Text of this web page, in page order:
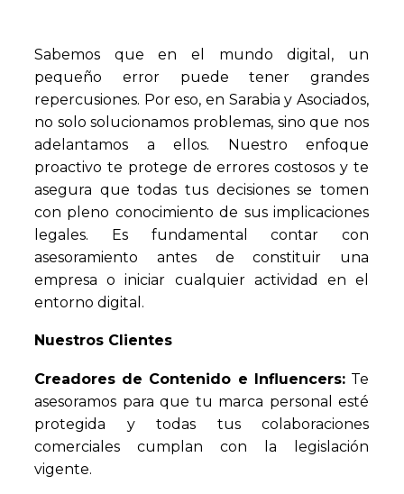
Sabemos que en el mundo digital, un
pequeño error puede tener grandes
repercusiones. Por eso, en Sarabia y Asociados,
no solo solucionamos problemas, sino que nos
adelantamos a ellos. Nuestro enfoque
proactivo te protege de errores costosos y te
asegura que todas tus decisiones se tomen
con pleno conocimiento de sus implicaciones
legales. Es fundamental contar con
asesoramiento antes de constituir una
empresa o iniciar cualquier actividad en el
entorno digital.
Nuestros Clientes
Creadores de Contenido e Influencers:Te
asesoramos para que tu marca personal esté
protegida y todas tus colaboraciones
comerciales cumplan con la legislación
vigente.